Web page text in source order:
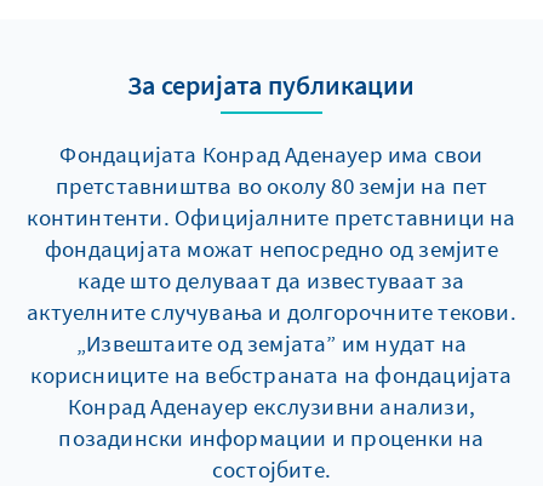
За серијата публикации
Фондацијата Конрад Аденауер има свои
претставништва во околу 80 земји на пет
континтенти. Официјалните претставници на
фондацијата можат непосредно од земјите
каде што делуваат да известуваат за
актуелните случувања и долгорочните текови.
„Извештаите од земјата” им нудат на
корисниците на вебстраната на фондацијата
Конрад Аденауер екслузивни анализи,
позадински информации и проценки на
состојбите.